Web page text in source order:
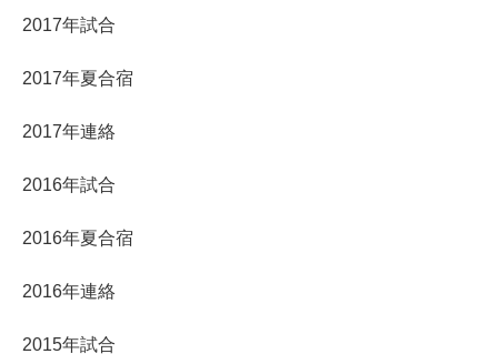
2017年試合
2017年夏合宿
2017年連絡
2016年試合
2016年夏合宿
2016年連絡
2015年試合